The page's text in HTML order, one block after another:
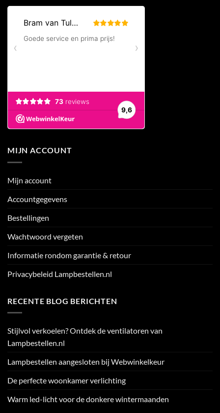
MIJN ACCOUNT
Mijn account
Accountgegevens
Bestellingen
Wachtwoord vergeten
Informatie rondom garantie & retour
Privacybeleid Lampbestellen.nl
RECENTE BLOG BERICHTEN
Stijlvol verkoelen? Ontdek de ventilatoren van
Lampbestellen.nl
Lampbestellen aangesloten bij Webwinkelkeur
De perfecte woonkamer verlichting
Warm led-licht voor de donkere wintermaanden